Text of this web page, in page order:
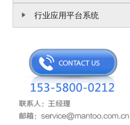
行业应用平台系统